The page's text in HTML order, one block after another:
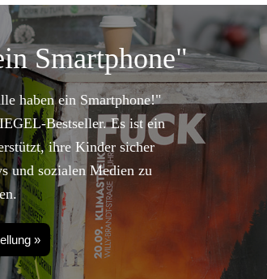
Smartphone"
haben ein Smartphone!"
Bestseller. Es ist ein
ihre Kinder sicher
und sozialen Medien zu
»